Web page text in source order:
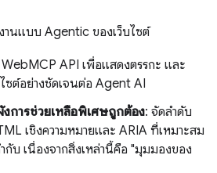
านแบบ Agentic ของเว็บไซต์
WebMCP API เพื่อแสดงตรรกะ และ
ซต์อย่างชัดเจนต่อ Agent AI
การช่วยเหลือพิเศษถูกต้อง: จัดลำดับ
เชิงความหมายและ ARIA ที่เหมาะสม
กับ เนื่องจากสิ่งเหล่านี้คือ "มุมมองของ